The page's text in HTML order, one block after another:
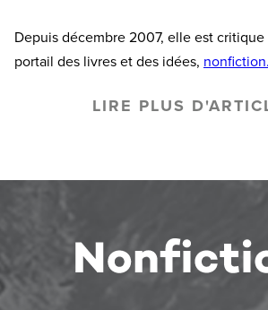
Depuis décembre 2007, elle est
portail des livres et des idées,
LIRE PLUS